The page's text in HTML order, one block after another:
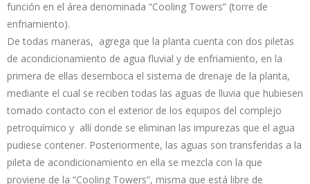
función en el área denominada “Cooling Towers” (torre de
enfriamiento).
De todas maneras, agrega que la planta cuenta con dos piletas
de acondicionamiento de agua fluvial y de enfriamiento, en la
primera de ellas desemboca el sistema de drenaje de la planta,
mediante el cual se reciben todas las aguas de lluvia que hubiesen
tomado contacto con el exterior de los equipos del complejo
petroquímico y allí donde se eliminan las impurezas que el agua
pudiese contener. Posteriormente, las aguas son transferidas a la
pileta de acondicionamiento en ella se mezcla con la que
proviene de la “Cooling Towers”, misma que está libre de